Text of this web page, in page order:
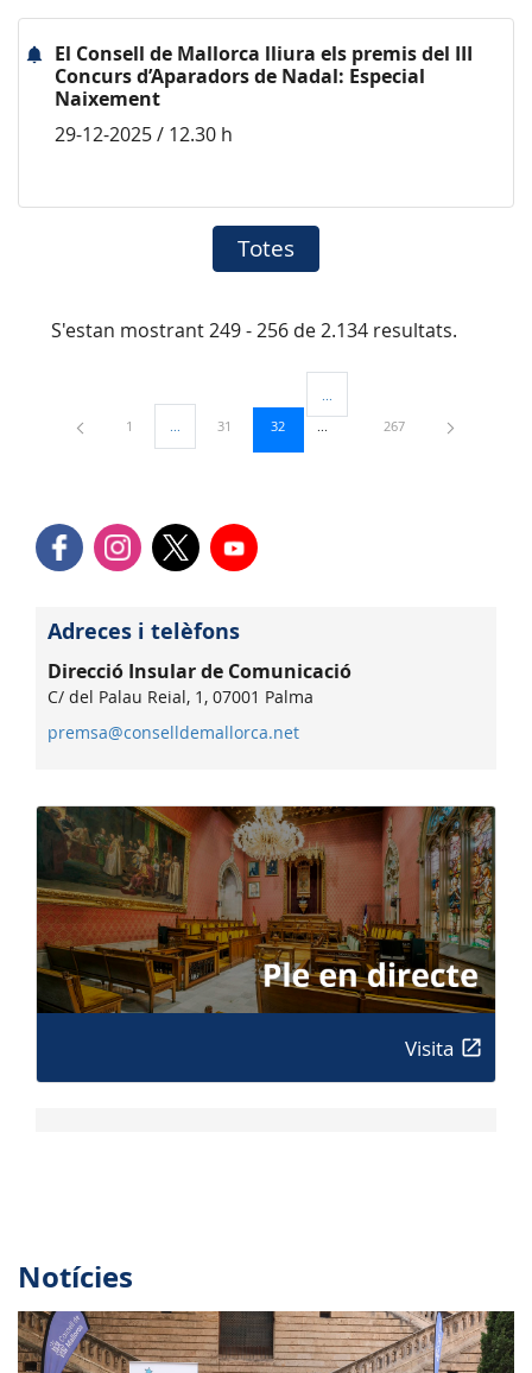
El Consell de Mallorca lliura els premis del III
Concurs d’Aparadors de Nadal: Especial
Naixement
29-12-2025 / 12.30 h
Totes
S'estan mostrant 249 - 256 de 2.134 resultats.
Pàgina
1 ...Pàgines intermèdies Utilitzeu TAB per navegar.
Pàgina
31 Pàgina
32
Pàgines intermèdies Utilitzeu
Pàgina
267
Adreces i telèfons
Direcció Insular de Comunicació
C/ del Palau Reial, 1, 07001 Palma
premsa@conselldemallorca.net
Visita
Notícies